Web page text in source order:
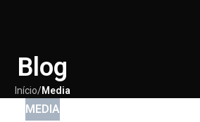
Blog
Início/Media
MEDIA